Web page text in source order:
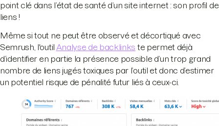
point clé dans l’état de santé d’un site internet : son profil de
liens !
Même si tout ne peut être observé et décortiqué avec
Semrush, l'outil Analyse de backlinks te permet déjà
d’identifier en partie la présence possible d’un trop grand
nombre de liens jugés toxiques par l’outil et donc d’estimer
un potentiel risque de pénalité futur liés à ceux-ci.